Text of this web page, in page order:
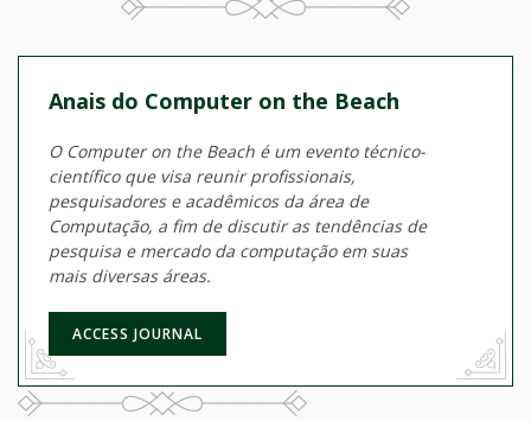
Anais do Computer on the Beach
O Computer on the Beach é um evento técnico-
científico que visa reunir profissionais,
pesquisadores e acadêmicos da área de
Computação, a fim de discutir as tendências de
pesquisa e mercado da computação em suas
mais diversas áreas.
ACCESS JOURNAL